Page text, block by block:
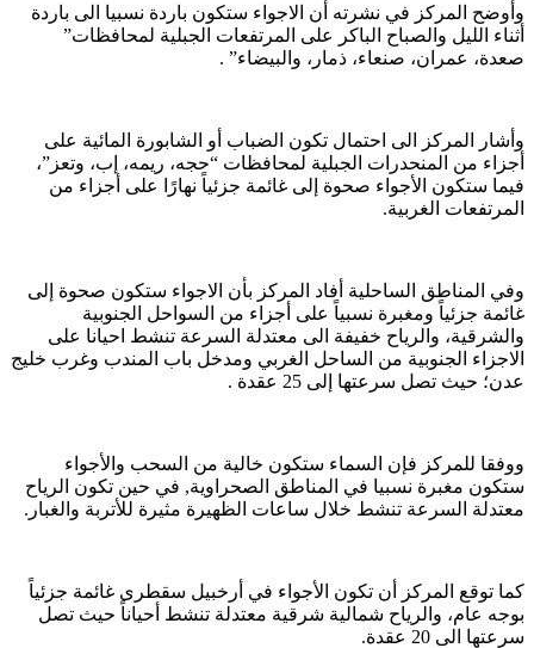
وأوضح المركز في نشرته أن الاجواء ستكون باردة نسبيا الى باردة
أثناء الليل والصباح الباكر على المرتفعات الجبلية لمحافظات”
صعدة، عمران، صنعاء، ذمار، والبيضاء” .
وأشار المركز الى احتمال تكون الضباب أو الشابورة المائية على
أجزاء من المنحدرات الجبلية لمحافظات “حجه، ريمه، إب، وتعز”،
فيما ستكون الأجواء صحوة إلى غائمة جزئياً نهارًا على أجزاء من
المرتفعات الغربية.
وفي المناطق الساحلية أفاد المركز بأن الاجواء ستكون صحوة إلى
غائمة جزئياً ومغبرة نسبياً على أجزاء من السواحل الجنوبية
والشرقية، والرياح خفيفة الى معتدلة السرعة تنشط احيانا على
الاجزاء الجنوبية من الساحل الغربي ومدخل باب المندب وغرب خليج
عدن؛ حيث تصل سرعتها إلى 25 عقدة .
ووفقا للمركز فإن السماء ستكون خالية من السحب والأجواء
ستكون مغبرة نسبيا في المناطق الصحراوية, في حين تكون الرياح
معتدلة السرعة تنشط خلال ساعات الظهيرة مثيرة للأتربة والغبار.
كما توقع المركز أن تكون الأجواء في أرخبيل سقطرى غائمة جزئياً
بوجه عام، والرياح شمالية شرقية معتدلة تنشط أحياناً حيث تصل
سرعتها الى 20 عقدة.